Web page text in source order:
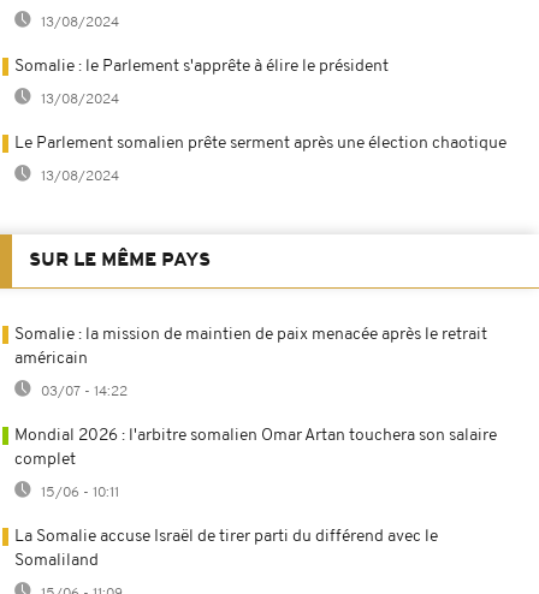
13/08/2024
Somalie : le Parlement s'apprête à élire le président
13/08/2024
Le Parlement somalien prête serment après une élection chaotique
13/08/2024
SUR LE MÊME PAYS
Somalie : la mission de maintien de paix menacée après le retrait
américain
03/07 - 14:22
Mondial 2026 : l'arbitre somalien Omar Artan touchera son salaire
complet
15/06 - 10:11
La Somalie accuse Israël de tirer parti du différend avec le
Somaliland